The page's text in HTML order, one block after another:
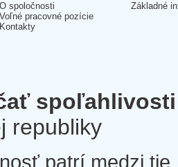
O spoločnosti
Voľné pracovné pozície
Kontakty
Základné
spoľahlivosti
republiky
patrí medzi